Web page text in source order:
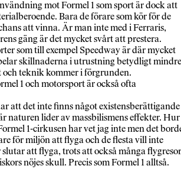
mot Formel 1 som sport är dock att
Bara de förare som kör för de
att vinna. Är man inte med i Ferraris,
gäng är det mycket svårt att prestera.
som till exempel Speedway är där mycket
skillnaderna i utrustning betydligt mindre
teknik kommer i förgrunden.
1 och motorsport är också ofta
att det inte finns något existensberättigande
naturen lider av massbilismens effekter. Hur
1-cirkusen har vet jag inte men det
för miljön att flyga och de flesta vill inte
att flyga, trots att också många flygresor
nöjes skull. Precis som Formel 1 alltså.